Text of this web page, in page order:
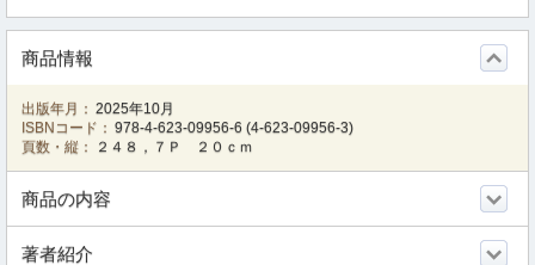
商品情報
出版年月： 2025年10月
ISBNコード： 978-4-623-09956-6 (4-623-09956-3)
頁数・縦：
２４８，７Ｐ ２０ｃｍ
商品の内容
著者紹介